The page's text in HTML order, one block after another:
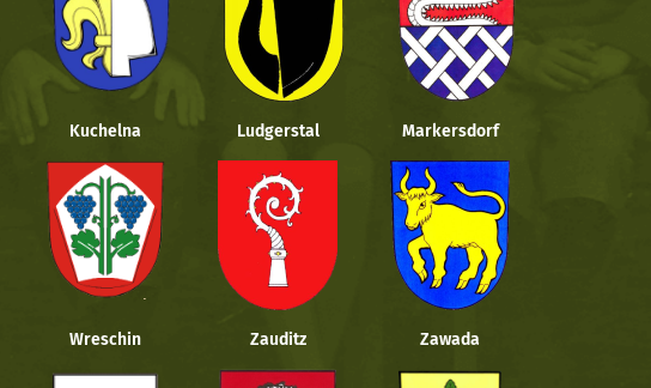
Kuchelna Ludgerstal Markersdorf
Wreschin Zauditz Zawada